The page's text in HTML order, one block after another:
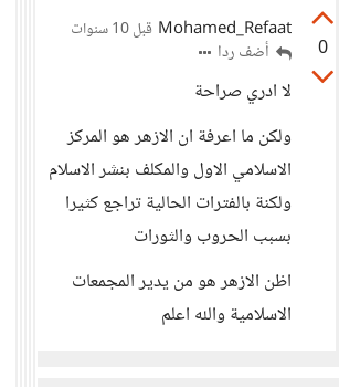
0
Mohamed_Refaat قبل 10 سنوات
أضف ردا
لا ادري صراحة
ولكن ما اعرفة ان الازهر هو المركز
الاسلامي الاول والمكلف بنشر الاسلام
ولكنة بالفترات الحالية تراجع كثيرا
بسبب الحروب والثورات
اظن الازهر هو من يدير المجمعات
الاسلامية والله اعلم